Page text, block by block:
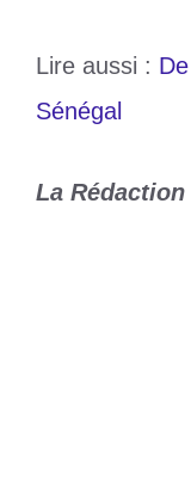
Lire aussi :
Sénégal
La Rédaction